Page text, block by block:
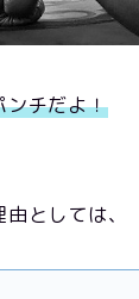
ンチだよ！
としては、